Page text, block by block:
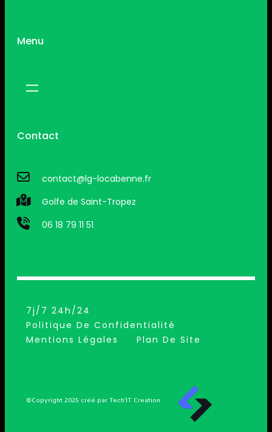
Menu
Contact
contact@lg-locabenne.fr
Golfe de Saint-Tropez
06 18 79 11 51
7j/7 24h/24
Politique De Confidentialité
Mentions Légales
Plan De Site
©Copyright 2025 créé par Tech’IT Creation